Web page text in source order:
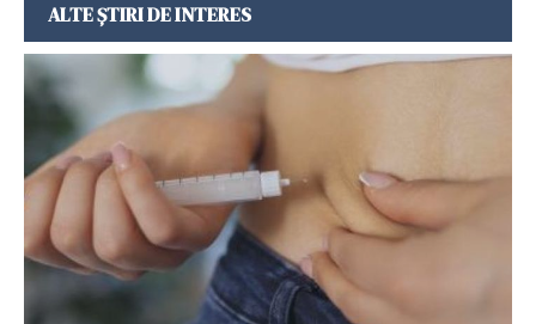
ALTE ȘTIRI DE INTERES